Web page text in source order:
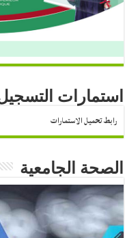
استمارات
رابط تحميل الاستمارات
الصحة الجامعية